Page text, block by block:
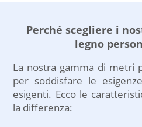
stecche in legno e
della scala graduata.
dimensioni per una
facile lettura. Cifre
decimali in rosso per
velocizzare la lettura.
Perché scegliere i
legno
La nostra gamma di metri
per soddisfare le
esigenti. Ecco le
la differenza: